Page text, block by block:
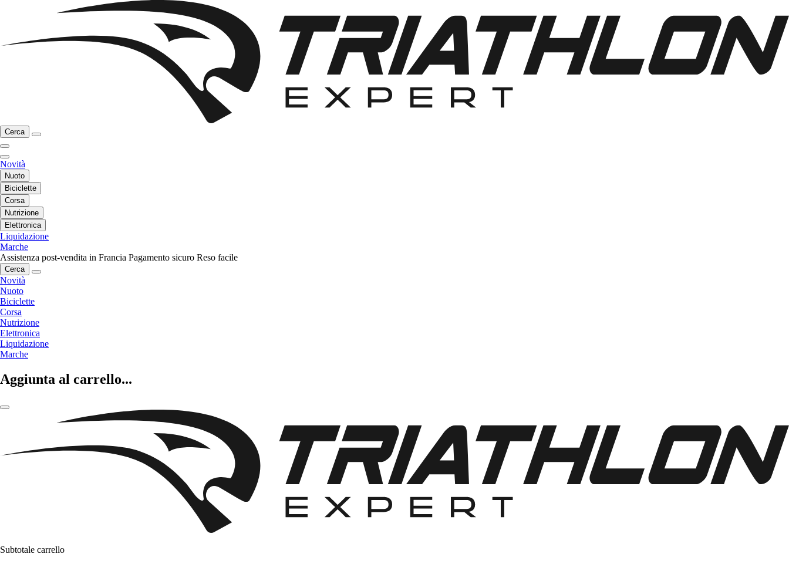
Cerca
Novità
Nuoto
Biciclette
Corsa
Nutrizione
Elettronica
Liquidazione
Marche
Assistenza post-vendita in Francia Pagamento sicuro Reso facile
Cerca
Novità
Nuoto
Biciclette
Corsa
Nutrizione
Elettronica
Liquidazione
Marche
Aggiunta al carrello...
Subtotale carrello